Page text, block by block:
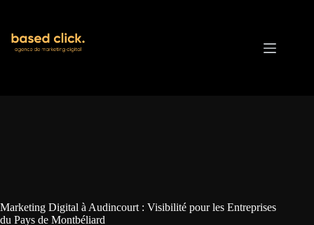
contenu
Marketing Digital à Audincourt : Visibilité pour les Entreprises
du Pays de Montbéliard